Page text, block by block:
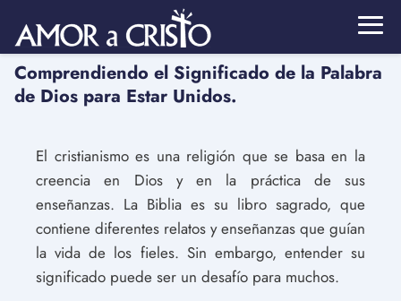
Comprendiendo el Significado de la Palabra
de Dios para Estar Unidos.
El cristianismo es una religión que se basa en la
creencia en Dios y en la práctica de sus
enseñanzas. La Biblia es su libro sagrado, que
contiene diferentes relatos y enseñanzas que guían
la vida de los fieles. Sin embargo, entender su
significado puede ser un desafío para muchos.